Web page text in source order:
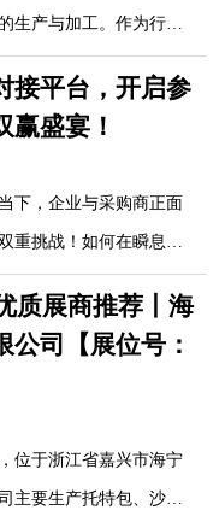
生产与加工。作为行业
艺为林氏木业、晚安家
、蛙趣家居、库斯家具
农业银行等企业定制生
枕被系列产品，累计服
接平台，开启参
赢盛宴！
下，企业与采购商正面
重挑战！如何在瞬息万
，我们诚挚地邀请您加
托前沿数字技术，构建
供资源链接平台，打破
源，为每一位合作伙伴
共赢的全新增长路径。
字化商贸变革，解锁无
质展商推荐丨海
公司【展位号：
位于浙江省嘉兴市海宁
主要生产托特包、沙发